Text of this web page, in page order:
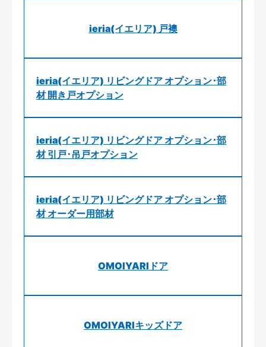
ieria(イエリア) 戸襖
ieria(イエリア) リビングドア オプション･部
材 開き戸オプション
ieria(イエリア) リビングドア オプション･部
材 引戸･吊戸オプション
ieria(イエリア) リビングドア オプション･部
材 オーダー用部材
OMOIYARIドア
OMOIYARIキッズドア